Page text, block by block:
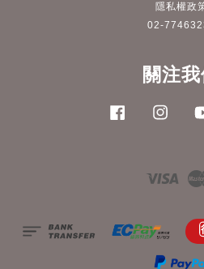
隱私權政
02-
關注我
Facebook
Visa